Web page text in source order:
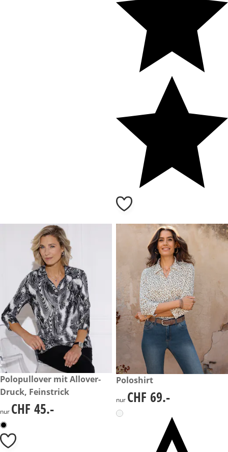
CHF 45.-
Polopullover mit Allover-
Druck, Feinstrick
CHF 45.-
nur CHF 45.-
CHF 69.-
Poloshirt
CHF 69.-
nur CHF 69.-